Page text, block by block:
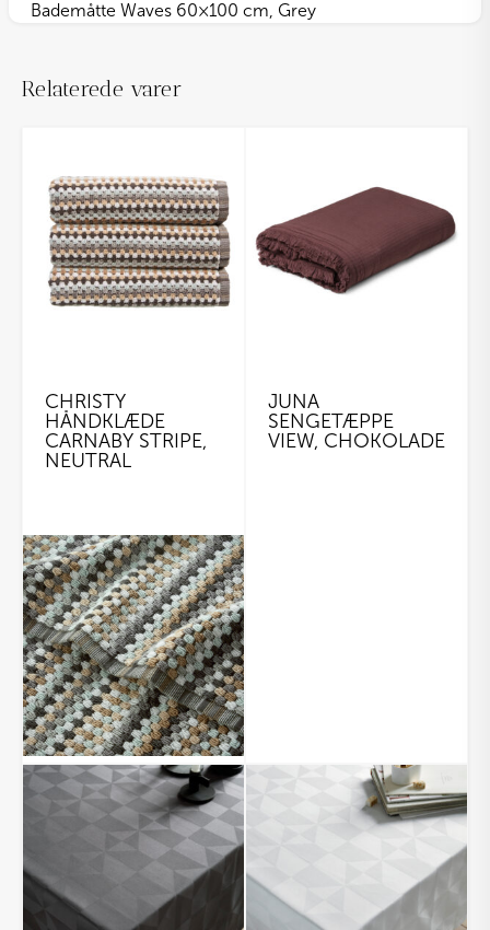
Bademåtte Waves 60×100 cm, Grey
Relaterede varer
CHRISTY
HÅNDKLÆDE
CARNABY STRIPE,
NEUTRAL
JUNA
SENGETÆPPE
VIEW, CHOKOLADE